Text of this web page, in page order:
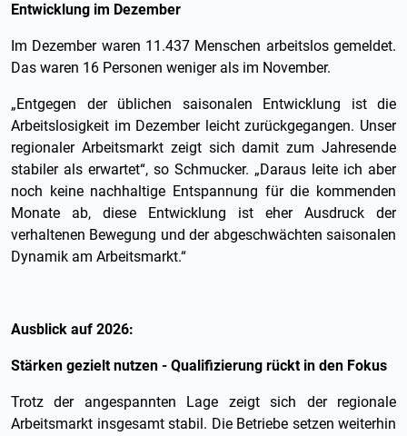
Entwicklung im Dezember
Im Dezember waren 11.437 Menschen arbeitslos gemeldet.
Das waren 16 Personen weniger als im November.
„Entgegen der üblichen saisonalen Entwicklung ist die
Arbeitslosigkeit im Dezember leicht zurückgegangen. Unser
regionaler Arbeitsmarkt zeigt sich damit zum Jahresende
stabiler als erwartet“, so Schmucker. „Daraus leite ich aber
noch keine nachhaltige Entspannung für die kommenden
Monate ab, diese Entwicklung ist eher Ausdruck der
verhaltenen Bewegung und der abgeschwächten saisonalen
Dynamik am Arbeitsmarkt.“
Ausblick auf 2026:
Stärken gezielt nutzen - Qualifizierung rückt in den Fokus
Trotz der angespannten Lage zeigt sich der regionale
Arbeitsmarkt insgesamt stabil. Die Betriebe setzen weiterhin